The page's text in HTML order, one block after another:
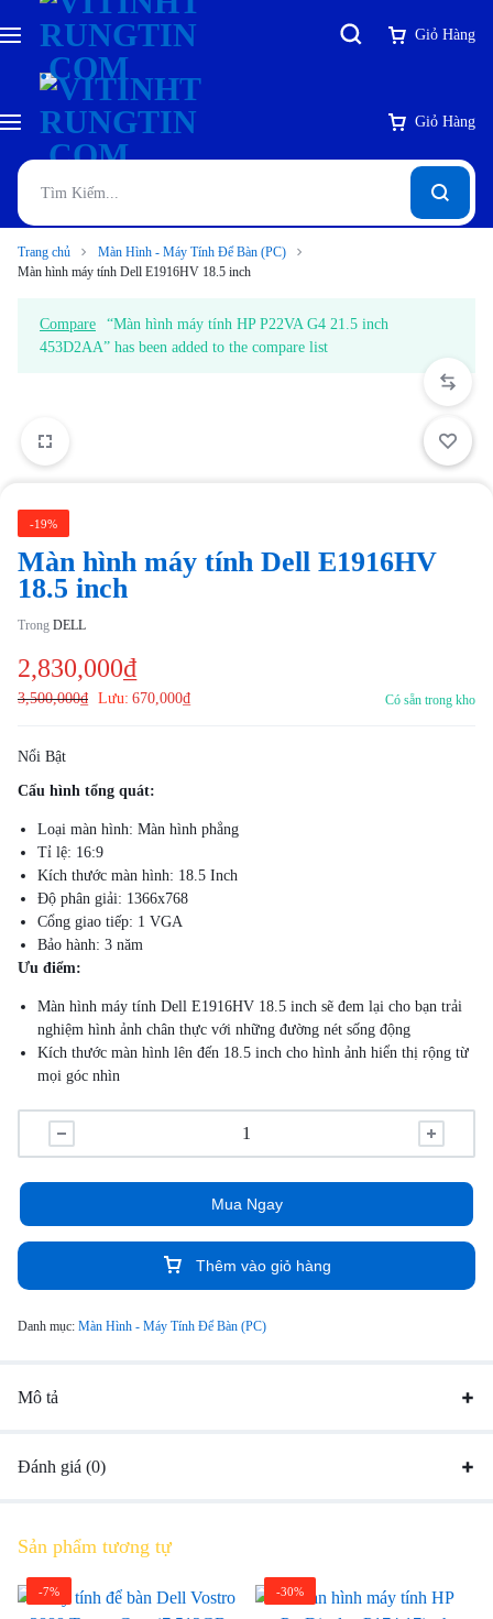
Giỏ Hàng
Giỏ Hàng
Trang chủ
Màn Hình - Máy Tính Để Bàn (PC)
Màn hình máy tính Dell E1916HV 18.5 inch
Compare
“Màn hình máy tính HP P22VA G4 21.5 inch
453D2AA” has been added to the compare list
-19%
Màn hình máy tính Dell E1916HV
18.5 inch
Trong DELL
2,830,000₫
3,500,000₫ Lưu: 670,000₫ Có sẵn trong kho
Nổi Bật
Cấu hình tổng quát:
Loại màn hình: Màn hình phẳng
Tỉ lệ: 16:9
Kích thước màn hình: 18.5 Inch
Độ phân giải: 1366x768
Cổng giao tiếp: 1 VGA
Bảo hành: 3 năm
Ưu điểm:
Màn hình máy tính Dell E1916HV 18.5 inch sẽ đem lại cho bạn trải
nghiệm hình ảnh chân thực với những đường nét sống động
Kích thước màn hình lên đến 18.5 inch cho hình ảnh hiển thị rộng từ
mọi góc nhìn
Thêm vào giỏ hàng
Mua Ngay
Danh mục: Màn Hình - Máy Tính Để Bàn (PC)
Mô tả
Đánh giá (0)
Sản phẩm tương tự
-7% -30%